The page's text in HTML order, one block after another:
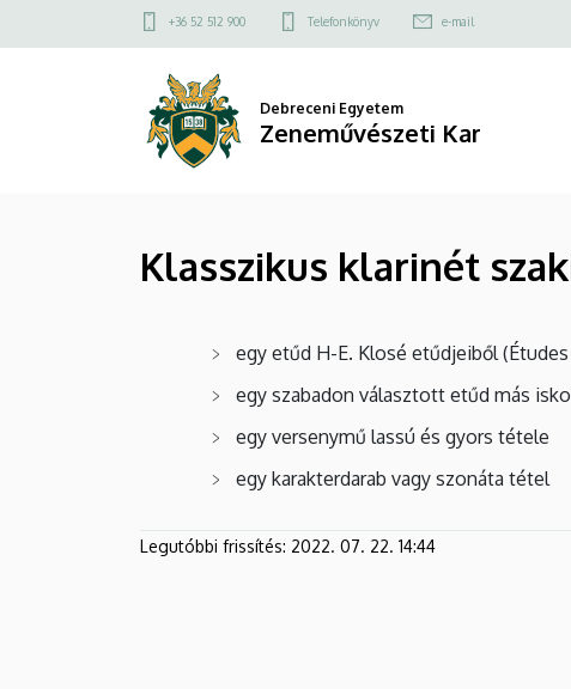
Klasszikus
szakirány
Zeneművészeti
a
Felső
menü
+36 52 512 900 Telefonkönyv e-mail
Debreceni Egyetem
Zeneművészeti Kar
Klasszikus klarinét
egy etűd H-E. Klosé etűdjeiből
egy szabadon választott etűd más
egy versenymű lassú és gyors tétele
egy karakterdarab vagy szonáta tétel
Legutóbbi frissítés: 2022. 07. 22. 14:44